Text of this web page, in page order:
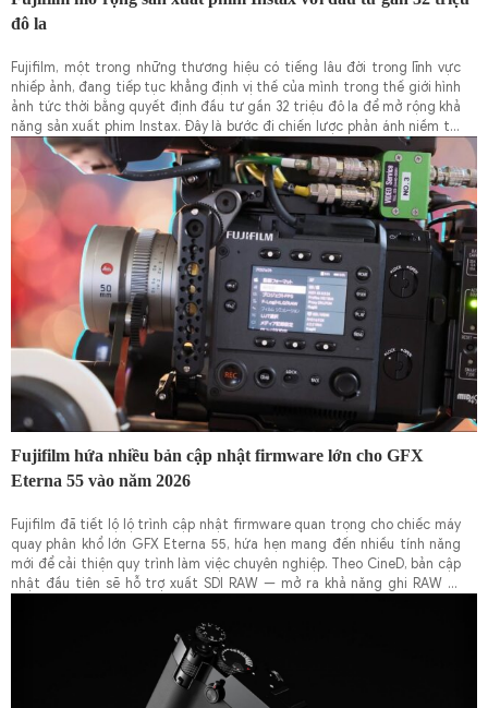
đô la
Fujifilm, một trong những thương hiệu có tiếng lâu đời trong lĩnh vực
nhiếp ảnh, đang tiếp tục khẳng định vị thế của mình trong thế giới hình
ảnh tức thời bằng quyết định đầu tư gần 32 triệu đô la để mở rộng khả
năng sản xuất phim Instax. Đây là bước đi chiến lược phản ánh niềm tin
của công ty vào sức hút bền bỉ của ảnh chụp lấy liền và vai trò quan
trọng của Instax trong văn hóa nhiếp ảnh đương đại.
Fujifilm hứa nhiều bản cập nhật firmware lớn cho GFX
Eterna 55 vào năm 2026
Fujifilm đã tiết lộ lộ trình cập nhật firmware quan trọng cho chiếc máy
quay phân khổ lớn GFX Eterna 55, hứa hẹn mang đến nhiều tính năng
mới để cải thiện quy trình làm việc chuyên nghiệp. Theo CineD, bản cập
nhật đầu tiên sẽ hỗ trợ xuất SDI RAW — mở ra khả năng ghi RAW ra
trong workflow quay phim chuyên nghiệp.